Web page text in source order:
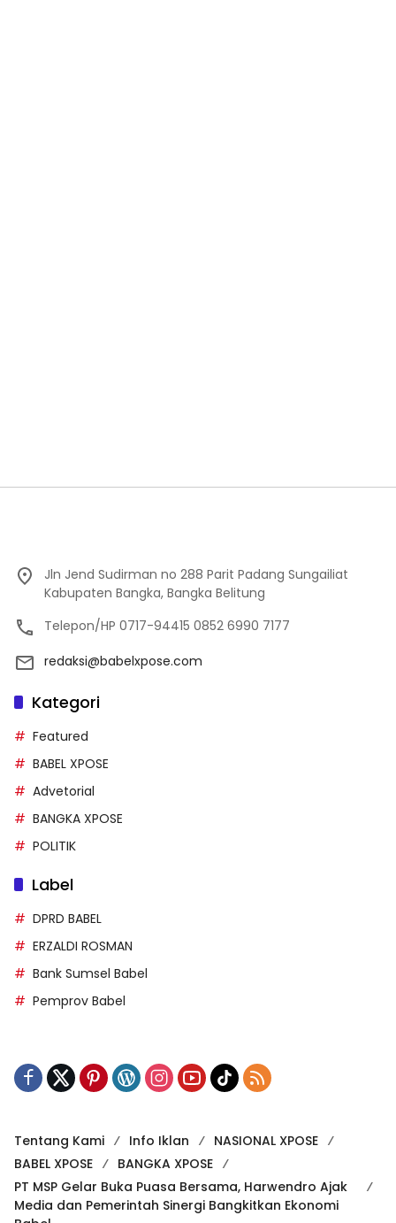
Jln Jend Sudirman no 288 Parit Padang Sungailiat
Kabupaten Bangka, Bangka Belitung
Telepon/HP 0717-94415 0852 6990 7177
redaksi@babelxpose.com
Kategori
Featured
BABEL XPOSE
Advetorial
BANGKA XPOSE
POLITIK
Label
DPRD BABEL
ERZALDI ROSMAN
Bank Sumsel Babel
Pemprov Babel
Tentang Kami Info Iklan
NASIONAL XPOSE
BABEL XPOSE
BANGKA XPOSE
PT MSP Gelar Buka Puasa Bersama, Harwendro Ajak
Media dan Pemerintah Sinergi Bangkitkan Ekonomi